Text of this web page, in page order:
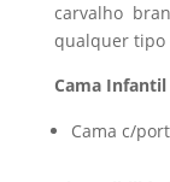
carvalho
qualquer tipo
Cama Infantil
Cama c/